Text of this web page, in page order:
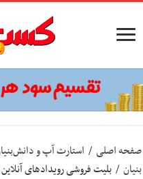
صفحه اصلی / استارت آپ‌ و
بنیان / بلیت فروشی رویدادهای آنلاین